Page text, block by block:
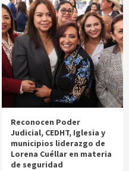
Reconocen Poder
Judicial, CEDHT, Iglesia y
municipios liderazgo de
Lorena Cuéllar en materia
de seguridad